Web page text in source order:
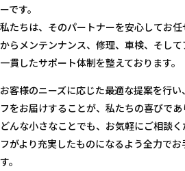
ーです。
私たちは、そのパートナーを安心してお
からメンテンナンス、修理、車検、そして
一貫したサポート体制を整えております。
お客様のニーズに応じた最適な提案を行
フをお届けすることが、私たちの喜びであ
どんな小さなことでも、お気軽にご相談
フがより充実したものになるよう全力で
す。